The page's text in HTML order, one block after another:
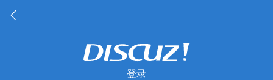
登录